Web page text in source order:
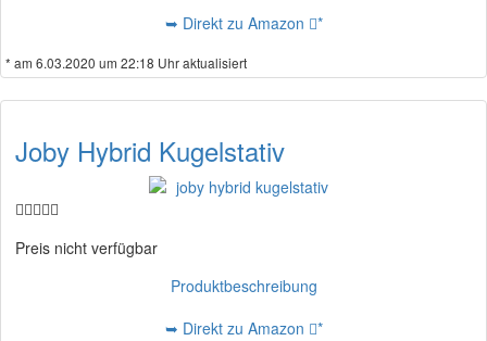
➥ Direkt zu Amazon
*
* am 6.03.2020 um 22:18 Uhr aktualisiert
Joby Hybrid Kugelstativ
Preis nicht verfügbar
Produktbeschreibung
➥ Direkt zu Amazon
*